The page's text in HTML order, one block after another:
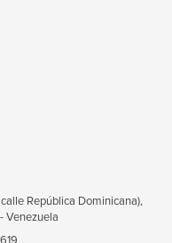
República Dominicana),
Venezuela